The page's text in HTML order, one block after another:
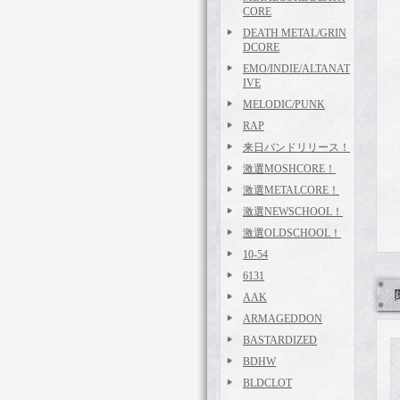
CORE
DEATH METAL/GRIN
DCORE
EMO/INDIE/ALTANAT
IVE
MELODIC/PUNK
RAP
来日バンドリリース！
激選MOSHCORE！
激選METALCORE！
激選NEWSCHOOL！
激選OLDSCHOOL！
10-54
6131
AAK
ARMAGEDDON
BASTARDIZED
BDHW
BLDCLOT